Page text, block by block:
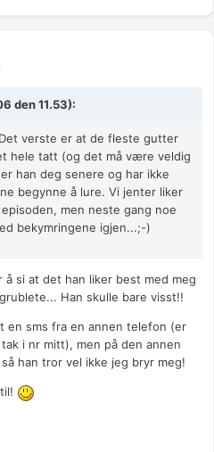
den 11.53):
verste er at de fleste gutter
hele tatt (og det må være veldig
han deg senere og har ikke
begynne å lure. Vi jenter liker
men neste gang noe
bekymringene igjen...;-)
si at det han liker best med meg
Han skulle bare visst!!
en sms fra en annen telefon (er
i nr mitt), men på den annen
han tror vel ikke jeg bryr meg!